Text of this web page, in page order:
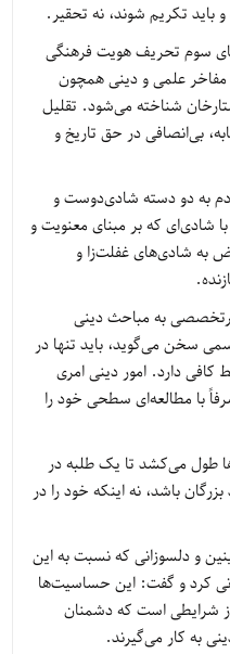
باید تکریم شوند، نه تحقیر.
سوم تحریف هویت فرهنگی
مفاخر علمی و دینی همچون
شناخته می‌شود. تقلیل
بی‌انصافی در حق تاریخ و
به دو دسته شادی‌دوست و
شادی‌ای که بر مبنای معنویت و
به شادی‌های غفلت‌زا و
به مباحث دینی
سخن می‌گوید، باید تنها در
کافی دارد. امور دینی امری
با مطالعه‌ای سطحی خود را
طول می‌کشد تا یک طلبه در
باشد، نه اینکه خود را در
و دلسوزانی که نسبت به این
کرد و گفت: این حساسیت‌ها
شرایطی است که دشمنان
به کار می‌گیرند.